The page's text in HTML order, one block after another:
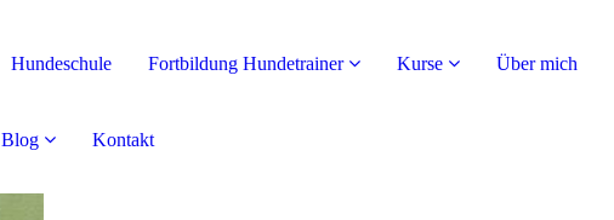
Hundeschule Fortbildung Hundetrainer Kurse Über mich
Blog Kontakt